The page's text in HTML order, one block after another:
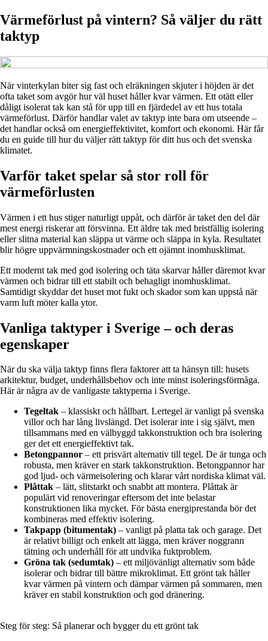
Värmeförlust på vintern? Så väljer du rätt
taktyp
När vinterkylan biter sig fast och elräkningen skjuter i höjden är det
ofta taket som avgör hur väl huset håller kvar värmen. Ett otätt eller
dåligt isolerat tak kan stå för upp till en fjärdedel av ett hus totala
värmeförlust. Därför handlar valet av taktyp inte bara om utseende –
det handlar också om energieffektivitet, komfort och ekonomi. Här får
du en guide till hur du väljer rätt taktyp för ditt hus och det svenska
klimatet.
Varför taket spelar så stor roll för
värmeförlusten
Värmen i ett hus stiger naturligt uppåt, och därför är taket den del där
mest energi riskerar att försvinna. Ett äldre tak med bristfällig isolering
eller slitna material kan släppa ut värme och släppa in kyla. Resultatet
blir högre uppvärmningskostnader och ett ojämnt inomhusklimat.
Ett modernt tak med god isolering och täta skarvar håller däremot kvar
värmen och bidrar till ett stabilt och behagligt inomhusklimat.
Samtidigt skyddar det huset mot fukt och skador som kan uppstå när
varm luft möter kalla ytor.
Vanliga taktyper i Sverige – och deras
egenskaper
När du ska välja taktyp finns flera faktorer att ta hänsyn till: husets
arkitektur, budget, underhållsbehov och inte minst isoleringsförmåga.
Här är några av de vanligaste taktyperna i Sverige.
Tegeltak – klassiskt och hållbart. Lertegel är vanligt på svenska
villor och har lång livslängd. Det isolerar inte i sig självt, men
tillsammans med en välbyggd takkonstruktion och bra isolering
ger det ett energieffektivt tak.
Betongpannor – ett prisvärt alternativ till tegel. De är tunga och
robusta, men kräver en stark takkonstruktion. Betongpannor har
god ljud- och värmeisolering och klarar vårt nordiska klimat väl.
Plåttak – lätt, slitstarkt och snabbt att montera. Plåttak är
populärt vid renoveringar eftersom det inte belastar
konstruktionen lika mycket. För bästa energiprestanda bör det
kombineras med effektiv isolering.
Takpapp (bitumentak) – vanligt på platta tak och garage. Det
är relativt billigt och enkelt att lägga, men kräver noggrann
tätning och underhåll för att undvika fuktproblem.
Gröna tak (sedumtak) – ett miljövänligt alternativ som både
isolerar och bidrar till bättre mikroklimat. Ett grönt tak håller
kvar värmen på vintern och dämpar värmen på sommaren, men
kräver en stabil konstruktion och god dränering.
Steg för steg: Så planerar och bygger du ett grönt tak